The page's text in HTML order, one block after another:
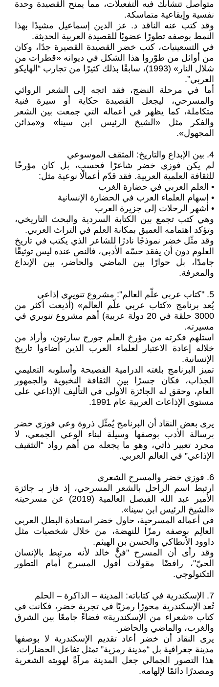
متواصل تتشابك فيه التفعيلات، مما يمنح القصيدة وحدة
نفسية وإيقاعية متماسكة.
وقد كتب عنه الناقد د. عز الدين إسماعيل مشيدًا بهذا
النمط بوصفه تطورًا عضويًا للقصيدة العربية الحديثة.
في التسعينيات، كتب خضر القصيدة القصيرة جدًا، وكان
من أوائل من طوّروا هذا الشكل في ديوانه «قطرات من
شلال النار» (1993)، سابقًا بذلك كثيرًا من تجارب “الهايكو
العربي”.
أما في مرحلة النضج، فقد اتجه إلى الشعر الروائي
والمسرحي، ليجعل القصيدة حكاية أو سيرة فنية
متكاملة، كما يظهر في أعماله التي جمعت بين الشعر
والفكر مثل «الشيخ الرئيس ابن سينا» و«مدائن
المجهول».
4. بين الإبداع والتاريخ: المثقف الموسوعي
لم يكن فوزي خضر شاعرًا فحسب، بل كان مؤرخًا
للثقافة العلمية العربية. فقد قدّم أعمالًا نوعية مثل:
• العلم العربي في حضارة الغرب
• إسهام العلماء العرب في الحضارة الإنسانية
• أشهر الرحلات إلى جزيرة العرب
وهي كتب تجمع بين الكتابة السردية والبحث التاريخي،
وتؤكد اهتمامه العميق بمكانة العلم في التراث العربي.
وقد مثّل خضر نموذجًا نادرًا للشاعر الذي يكتب في تاريخ
العلوم دون أن يفقد حسّه الأدبي، فالنص عنده ليس توثيقًا
جامدًا، بل حوارًا بين الماضي والحاضر، بين الإبداع
والمعرفة.
5. "كتاب عربي علّم العالم": مشروع تنويري إذاعي
يُعد برنامج «كتاب عربي علّم العالم» (أُذيعت أكثر من
3000 حلقة في 20 دولة عربية) أهم مشروع تنويري في
مسيرته.
استلهم فكرته من مؤرخ العلم جورج سارتون، وأراد من
خلاله إعادة الاعتبار لعلماء العرب الذين أضاءوا تاريخ
الإنسانية.
تميز البرنامج بلغته الدرامية الفصيحة وأسلوبه التعليمي
الجذاب، فكان جسرًا بين الثقافة النخبوية والجمهور
العام، وحقق له الجائزة الأولى في التأليف الإذاعي على
مستوى الإذاعات العربية عام 1991.
يرى بعض النقاد أن البرنامج يُمثّل ذروة وعي فوزي خضر
برسالة الأدب بوصفها وسيلة لبناء الوعي الجمعي، لا
مجرد تعبير ذاتي، وهو ما يجعله من أهم رواد “التثقيف
الإذاعي” في العالم العربي.
6. فوزي خضر والمسرح الشعري
ارتبط اسم الراحل بالشعر المسرحي، إذ فاز بـ جائزة
الأمير عبد الله الفيصل العالمية (2019) عن مسرحيته
«الشيخ الرئيس ابن سينا».
في أعماله المسرحية، حاول خضر استعادة البطل العربي
العالِم بوصفه رمزًا للنهضة، من خلال شخصيات مثل
داوود الأنطاكي والحسن بن الهيثم.
وقد رأى أن المسرح "فنٌّ خالد لأنه مرتبط بالإنسان
الحيّ"، رافضًا مقولات أفول المسرح أمام التطور
التكنولوجي.
7. الإسكندرية في كتاباته: المدينة – الذاكرة – الحلم
تُعد الإسكندرية محورًا رمزيًا في تجربة خضر، فكانت في
كتاب «شعراء من الإسكندرية» فضاءً جامعًا بين الشرق
والغرب، والماضي والحاضر.
يرى النقاد أن خضر أعاد تقديم الإسكندرية لا بوصفها
مدينة جغرافية بل “مدينة رمزية” تمثل تفاعل الحضارات.
هذا التصور الجمالي جعل المدينة مرآةً لهويته الشعرية
ومصدرًا دائمًا لإلهامه.